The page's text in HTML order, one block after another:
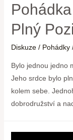
Plný
Diskuze / Pohádky
Bylo jednou jedno
Jeho srdce bylo
kolem sebe.
dobrodružství a